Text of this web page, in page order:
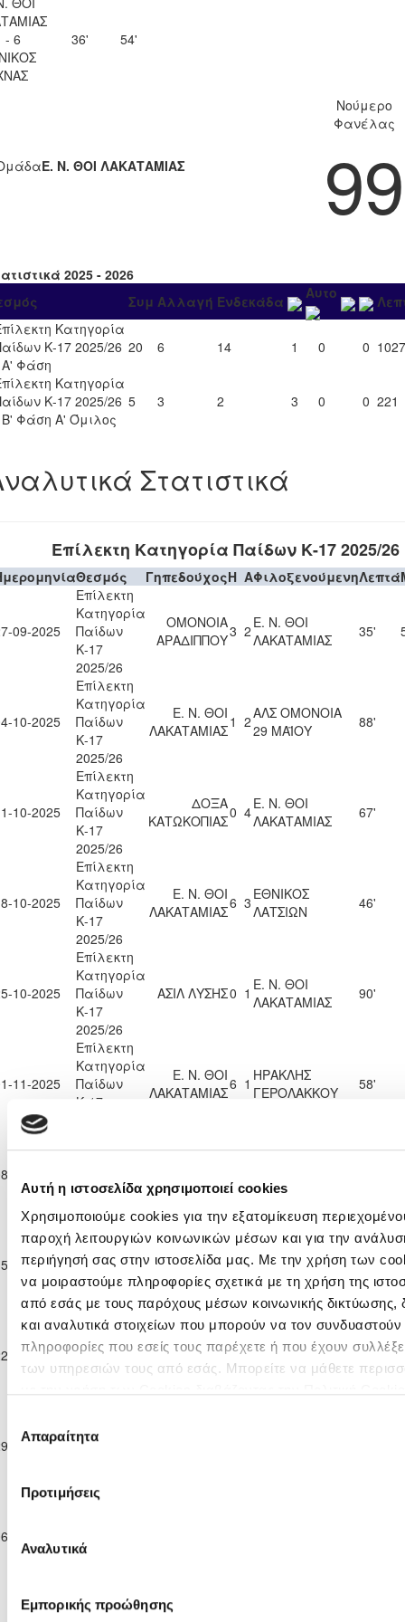
Αυτή η ιστοσελίδα χρησιμοποιεί cookies
Χρησιμοποιούμε cookies για την εξατομίκευση
παροχή λειτουργιών κοινωνικών μέσων και για την
περιήγησή σας στην ιστοσελίδα μας. Με την χρήση των
να μοιραστούμε πληροφορίες σχετικά με τη χρήση της
από εσάς με τους παρόχους μέσων κοινωνικής δικτύωσης,
και αναλυτικά στοιχείων που μπορούν να τον
πληροφορίες που εσείς τους παρέχετε ή που έχουν
των υπηρεσιών τους από εσάς. Μπορείτε να μάθετε
συγκατάθεσης
Απαραίτητα
Προτιμήσεις
Αναλυτικά
Εμπορικής προώθησης
- 6
36' 54'
Ε. Ν. ΘΟΙ ΛΑΚΑΤΑΜΙΑΣ
Νούμερο
Φανέλας
99
2025 - 2026
Συμ Αλλαγή Ενδεκάδα Αυτο
Κατηγορία
Κ-17 2025/26
Φάση
20 6 14 1 0 0 1027
Κατηγορία
Κ-17 2025/26
Φάση Α' Όμιλος
5 3 2 3 0 0 221
Στατιστικά
Επίλεκτη Κατηγορία Παίδων Κ-17 2025/26
Θεσμός ΓηπεδούχοςH AΦιλοξενούμενηΛεπτά
09-2025
Επίλεκτη
Κατηγορία
Παίδων
Κ-17
2025/26
ΟΜΟΝΟΙΑ
ΑΡΑΔΙΠΠΟΥ3 2 Ε. Ν. ΘΟΙ
ΛΑΚΑΤΑΜΙΑΣ
35'
10-2025
Επίλεκτη
Κατηγορία
Παίδων
Κ-17
2025/26
Ε. Ν. ΘΟΙ
ΛΑΚΑΤΑΜΙΑΣ1 2ΑΛΣ ΟΜΟΝΟΙΑ
29 ΜΑΪΟΥ
88'
10-2025
Επίλεκτη
Κατηγορία
Παίδων
Κ-17
2025/26
ΔΟΞΑ
ΚΑΤΩΚΟΠΙΑΣ0 4Ε. Ν. ΘΟΙ
ΛΑΚΑΤΑΜΙΑΣ
67'
10-2025
Επίλεκτη
Κατηγορία
Παίδων
Κ-17
2025/26
Ε. Ν. ΘΟΙ
ΛΑΚΑΤΑΜΙΑΣ6 3 ΕΘΝΙΚΟΣ
ΛΑΤΣΙΩΝ
46'
10-2025
Επίλεκτη
Κατηγορία
Παίδων
Κ-17
2025/26
ΑΣΙΛ ΛΥΣΗΣ0 1 Ε. Ν. ΘΟΙ
ΛΑΚΑΤΑΜΙΑΣ
90'
11-2025
Επίλεκτη
Κατηγορία
Παίδων
Κ-17
Ε. Ν. ΘΟΙ
ΛΑΚΑΤΑΜΙΑΣ6 1 ΗΡΑΚΛΗΣ
ΓΕΡΟΛΑΚΚΟΥ
58'
11-2025
Κατηγορία
Κ-17
2025/26
ΚΕΡΥΝΕΙΑΣ
ΛΑΚΑΤΑΜΙΑΣ
11-2025
Επίλεκτη
Κατηγορία
Παίδων
Κ-17
2025/26
Ε. Ν. ΘΟΙ
ΛΑΚΑΤΑΜΙΑΣ 2 1
ΔΙΓΕΝΗΣ
ΑΚΡΙΤΑΣ
ΜΟΡΦΟΥ
57'
11-2025
Επίλεκτη
Κατηγορία
Παίδων
Κ-17
ΑΚΡΙΤΑΣ
ΧΛΩΡΑΚΑΣ2 3Ε. Ν. ΘΟΙ
ΛΑΚΑΤΑΜΙΑΣ
61'
11-2025
Παίδων
12-2025
Επίλεκτη
Κ-17
Κατηγορία